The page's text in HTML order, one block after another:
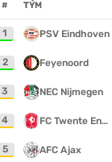
# TÝM
1 PSV Eindhoven
2 Feyenoord
3 NEC Nijmegen
4 FC Twente Enschede
5 AFC Ajax